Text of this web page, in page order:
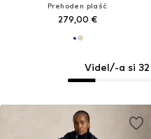
Prehoden plašč
279,00 €
Videl/-a si